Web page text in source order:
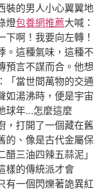
裝的男人小心翼翼地
燈包養網推薦大喊：
下啊！我要向左轉！
。這種氣味，這種不
預言不謀而合。他想
「當世間萬物的交通
如湯沸時，便是宇宙
球年…怎麼這麼
，打開了一個藏在舊
的、像是古代金屬保
三油四辣五蒜泥」
樣的傳統派才會
有一個閃爍著詭異紅